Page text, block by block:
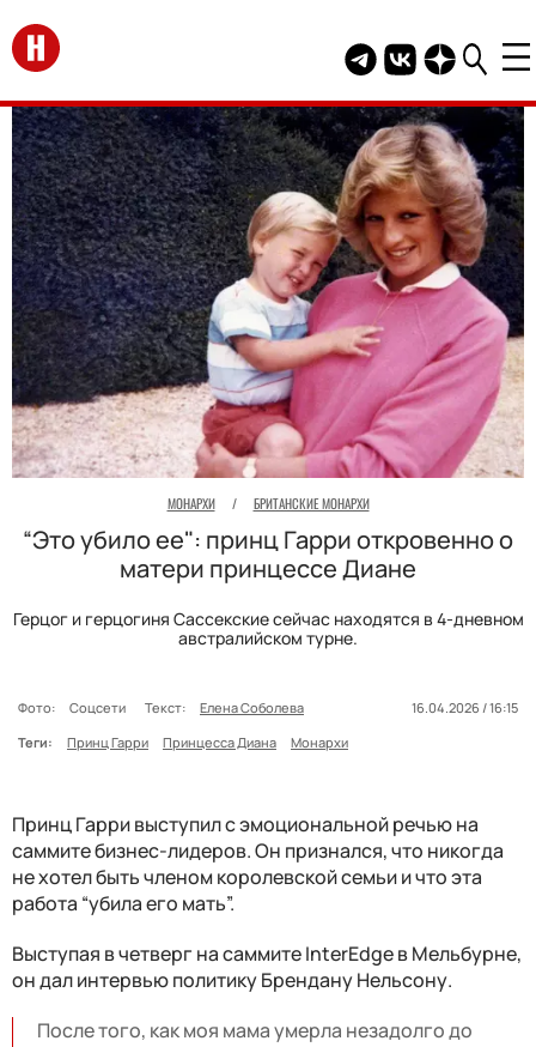
Перейти на главную
Telegram канал
Группа HELLO
Канал
МОНАРХИ / БРИТАНСКИЕ МОНАРХИ
“Это убило ее": принц Гарри откровенно о
матери принцессе Диане
Герцог и герцогиня Сассекские сейчас находятся в 4-дневном
австралийском турне.
Фото: Соцсети Текст: Елена Соболева
16.04.2026 / 16:15
Теги:
Принц Гарри Принцесса Диана Монархи
Принц Гарри выступил с эмоциональной речью на
саммите бизнес-лидеров. Он признался, что никогда
не хотел быть членом королевской семьи и что эта
работа “убила его мать”.
Выступая в четверг на саммите InterEdge в Мельбурне,
он дал интервью политику Брендану Нельсону.
После того, как моя мама умерла незадолго до